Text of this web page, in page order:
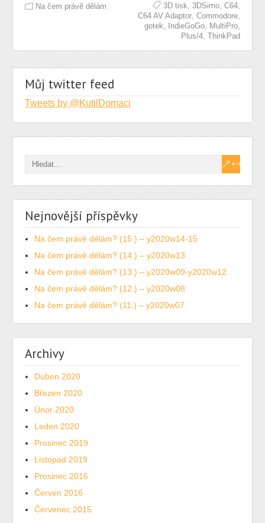
Na čem právě dělám 3D tisk 3DSimo, C64,
C64 AV Adaptor, Commodore,
gotek IndieGoGo, MultiPro,
Plus/4, ThinkPad
Můj twitter feed
Tweets by @KutilDomaci
Nejnovější příspěvky
Na čem právě dělám? (15.) – y2020w14-15
Na čem právě dělám? (14.) – y2020w13
Na čem právě dělám? (13.) – y2020w09-y2020w12
Na čem právě dělám? (12.) – y2020w08
Na čem právě dělám? (11.) – y2020w07
Archivy
Duben 2020
Březen 2020
Únor 2020
Leden 2020
Prosinec 2019
Listopad 2019
Prosinec 2016
Červen 2016
Červenec 2015